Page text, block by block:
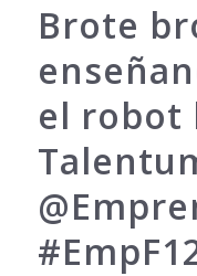
Brote
el robot